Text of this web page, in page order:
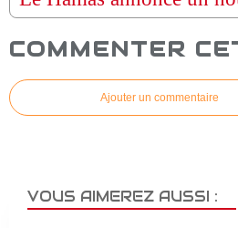
COMMENTER
Ajouter un commentaire
VOUS AIMEREZ AUSSI :